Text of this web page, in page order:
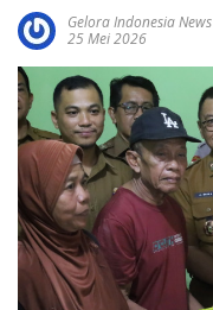
Gelora Indonesia News
25 Mei 2026